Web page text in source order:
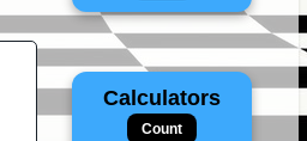
Calculators
Count